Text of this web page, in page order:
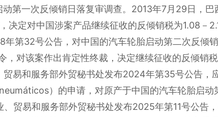
第一次反倾销日落复审调查。2013年7月29日，
决定对中国涉案产品继续征收的反倾销税为1.08－
年第32号公告，对中国的汽车轮胎启动第二次反倾
，对该案作出肯定性终裁，决定继续征收的反倾销
易和服务部外贸秘书处发布2024年第35号公告，
）的申请，对原产于中国的汽车轮胎启动
贸易和服务部外贸秘书处发布2025年第11号公告